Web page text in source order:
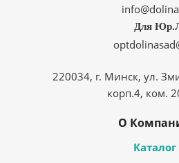
Для
220034, г. Минск, ул.
корп.4, ком.
О
Каталог